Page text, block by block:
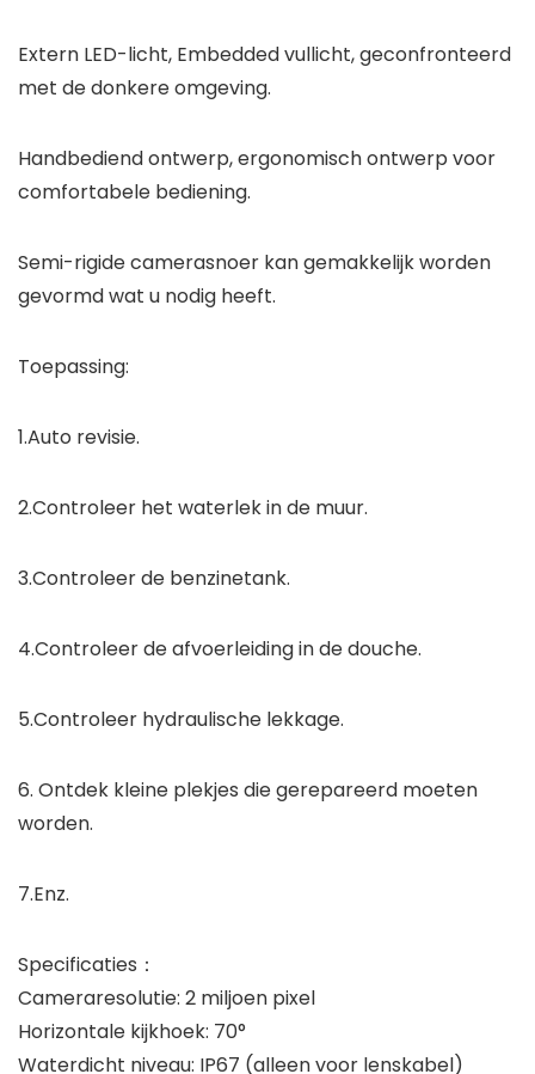
Extern LED-licht, Embedded vullicht, geconfronteerd
met de donkere omgeving.
Handbediend ontwerp, ergonomisch ontwerp voor
comfortabele bediening.
Semi-rigide camerasnoer kan gemakkelijk worden
gevormd wat u nodig heeft.
Toepassing:
1.Auto revisie.
2.Controleer het waterlek in de muur.
3.Controleer de benzinetank.
4.Controleer de afvoerleiding in de douche.
5.Controleer hydraulische lekkage.
6. Ontdek kleine plekjes die gerepareerd moeten
worden.
7.Enz.
Specificaties：
Cameraresolutie: 2 miljoen pixel
Horizontale kijkhoek: 70°
Waterdicht niveau: IP67 (alleen voor lenskabel)